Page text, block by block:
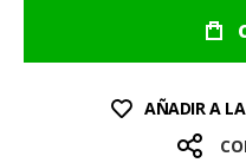
AÑADIR A